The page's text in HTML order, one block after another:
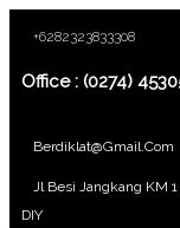
+6282323833308
Office : (0274)
Berdiklat@gmail.com
Jl Besi Jangkang KM
DIY